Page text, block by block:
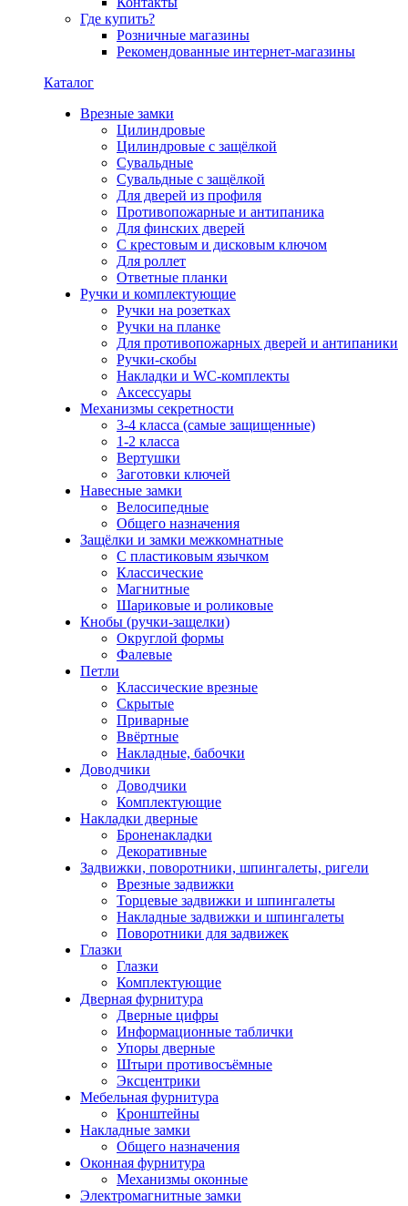
Где купить?
Розничные магазины
Рекомендованные интернет-магазины
Каталог
Врезные замки
Цилиндровые
Цилиндровые с защёлкой
Сувальдные
Сувальдные с защёлкой
Для дверей из профиля
Противопожарные и антипаника
Для финских дверей
С крестовым и дисковым ключом
Для роллет
Ответные планки
Ручки и комплектующие
Ручки на розетках
Ручки на планке
Для противопожарных дверей и антипаники
Ручки-скобы
Накладки и WC-комплекты
Аксессуары
Механизмы секретности
3-4 класса (самые защищенные)
1-2 класса
Вертушки
Заготовки ключей
Навесные замки
Велосипедные
Общего назначения
Защёлки и замки межкомнатные
С пластиковым язычком
Классические
Магнитные
Шариковые и роликовые
Кнобы (ручки-защелки)
Округлой формы
Фалевые
Петли
Классические врезные
Скрытые
Приварные
Ввёртные
Накладные, бабочки
Доводчики
Доводчики
Комплектующие
Накладки дверные
Броненакладки
Декоративные
Задвижки, поворотники, шпингалеты, ригели
Врезные задвижки
Торцевые задвижки и шпингалеты
Накладные задвижки и шпингалеты
Поворотники для задвижек
Глазки
Глазки
Комплектующие
Дверная фурнитура
Дверные цифры
Информационные таблички
Упоры дверные
Штыри противосъёмные
Эксцентрики
Мебельная фурнитура
Кронштейны
Накладные замки
Общего назначения
Оконная фурнитура
Механизмы оконные
Электромагнитные замки